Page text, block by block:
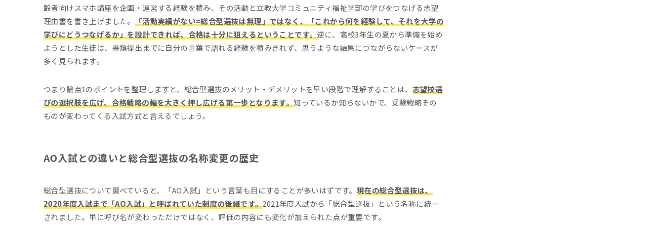
齢者向けスマホ講座を企画・運営する経験を積み、その活動と立教大学コミュニティ福祉学部の学びをつなげる志望
理由書を書き上げました。
「活動実績がない=総合型選抜は無理」ではなく、「これから何を経験して、それを大学の
学びにどうつなげるか」を設計できれば、合格は十分に狙えるということです。 逆に、高校3年生の夏から準備を始め
ようとした生徒は、書類提出までに自分の言葉で語れる経験を積みきれず、思うような結果につながらないケースが
多く見られます。
つまり論点1のポイントを整理しますと、総合型選抜のメリット・デメリットを早い段階で理解することは、 志望校選
びの選択肢を広げ、合格戦略の幅を大きく押し広げる第一歩となります。知っているか知らないかで、受験戦略その
ものが変わってくる入試方式と言えるでしょう。
AO入試との違いと総合型選抜の名称変更の歴史
総合型選抜について調べていると、「AO入試」という言葉も目にすることが多いはずです。 現在の総合型選抜は、
2020年度入試まで「AO入試」と呼ばれていた制度の後継です。 2021年度入試から「総合型選抜」という名称に統一
されました。単に呼び名が変わっただけではなく、評価の内容にも変化が加えられた点が重要です。